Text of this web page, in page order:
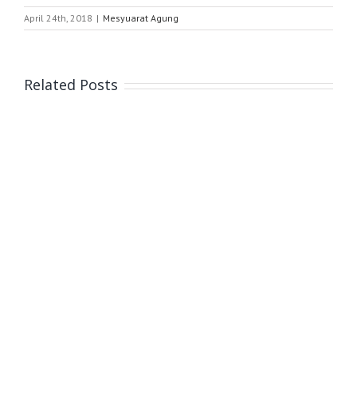
April 24th, 2018 | Mesyuarat Agung
Related Posts